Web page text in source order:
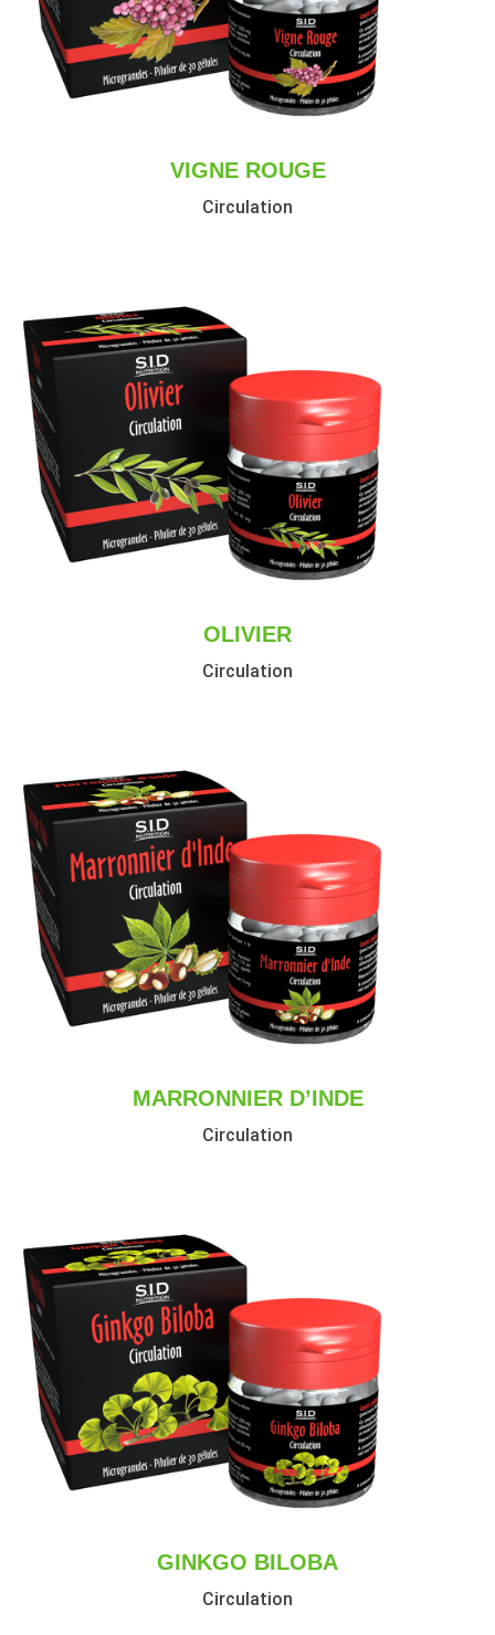
VIGNE ROUGE
Circulation
OLIVIER
Circulation
MARRONNIER D’INDE
Circulation
GINKGO BILOBA
Circulation